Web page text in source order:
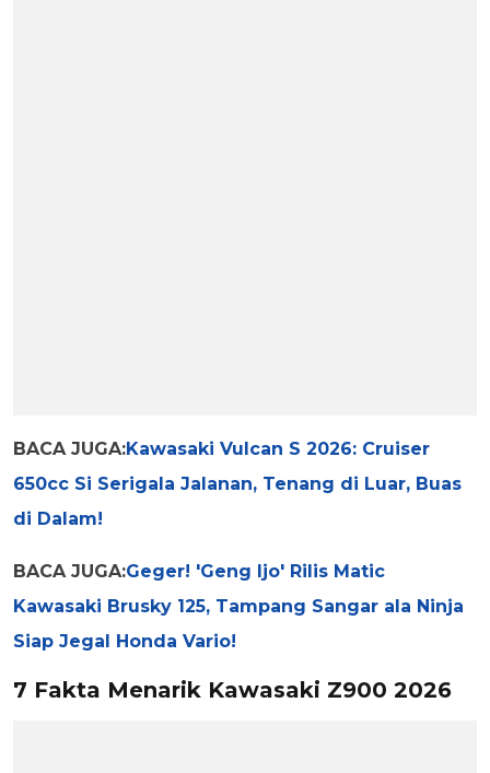
BACA JUGA:Kawasaki Vulcan S 2026: Cruiser
650cc Si Serigala Jalanan, Tenang di Luar, Buas
di Dalam!
BACA JUGA:Geger! 'Geng Ijo' Rilis Matic
Kawasaki Brusky 125, Tampang Sangar ala Ninja
Siap Jegal Honda Vario!
7 Fakta Menarik Kawasaki Z900 2026